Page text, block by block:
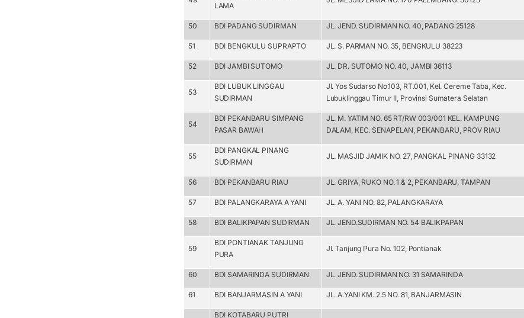
LAMA
50 BDI PADANG SUDIRMAN JL. JEND. SUDIRMAN NO. 40, PADANG 25128
51 BDI BENGKULU SUPRAPTO JL. S. PARMAN NO. 35, BENGKULU 38223
52 BDI JAMBI SUTOMO JL. DR. SUTOMO NO. 40, JAMBI 36113
53
BDI LUBUK LINGGAU
SUDIRMAN
Jl. Yos Sudarso No.103, RT.001, Kel. Cereme Taba, Kec.
Lubuklinggau Timur II, Provinsi Sumatera Selatan
54
BDI PEKANBARU SIMPANG
PASAR BAWAH
JL. M. YATIM NO. 65 RT/RW 003/001 KEL. KAMPUNG
DALAM, KEC. SENAPELAN, PEKANBARU, PROV RIAU
55
BDI PANGKAL PINANG
SUDIRMAN
JL. MASJID JAMIK NO. 27, PANGKAL PINANG 33132
56 BDI PEKANBARU RIAU JL. GRIYA, RUKO NO. 1 & 2, PEKANBARU, TAMPAN
57 BDI PALANGKARAYA A YANI JL. A. YANI NO. 82, PALANGKARAYA
58 BDI BALIKPAPAN SUDIRMAN JL. JEND.SUDIRMAN NO. 54 BALIKPAPAN
59
BDI PONTIANAK TANJUNG
PURA
Jl. Tanjung Pura No. 102, Pontianak
60 BDI SAMARINDA SUDIRMAN JL. JEND. SUDIRMAN NO. 31 SAMARINDA
61 BDI BANJARMASIN A YANI JL. A.YANI KM. 2.5 NO. 81, BANJARMASIN
BDI KOTABARU PUTRI